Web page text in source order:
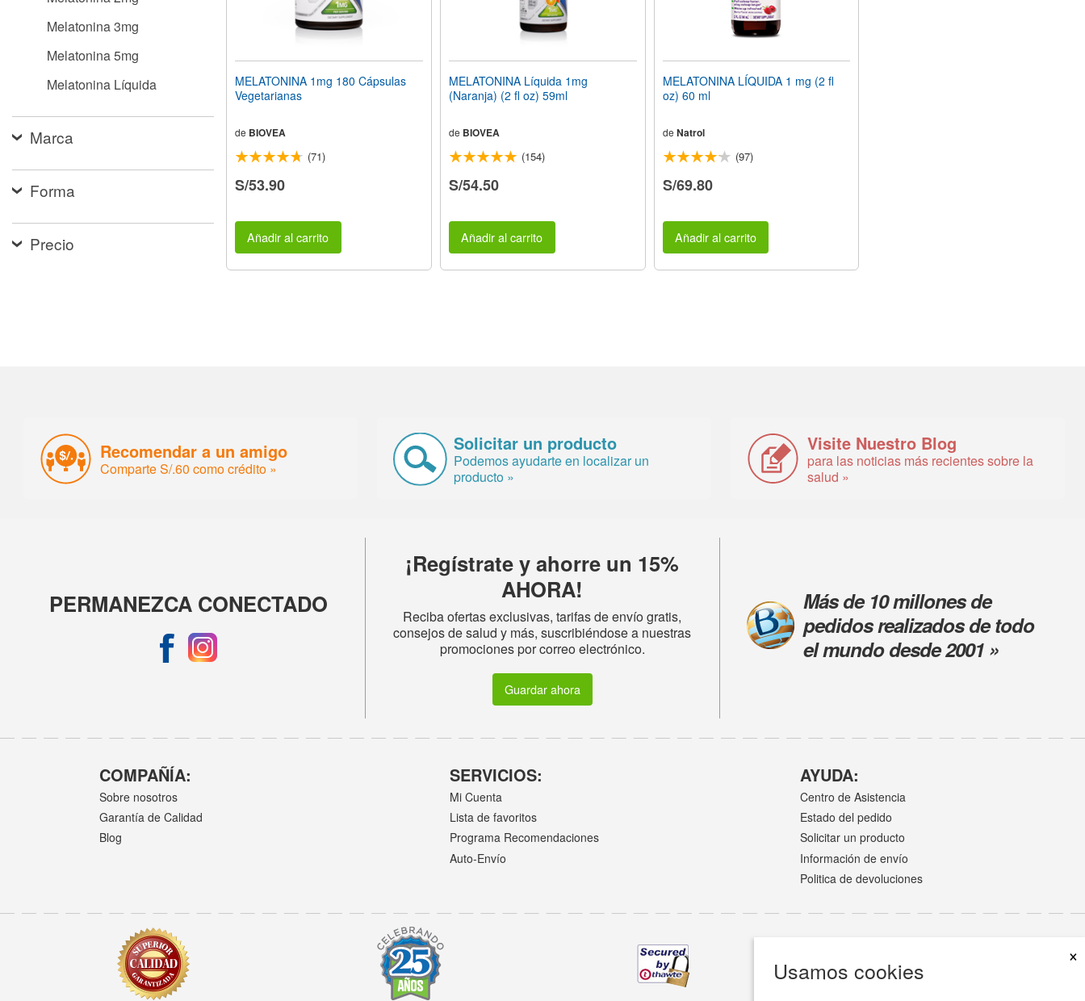
pantalla;
Presione
Control-
para
abrir
menú
accesibilidad.
Usamos cookies
×
Melatonina 3mg
Melatonina 5mg
Melatonina Líquida
Marca
Forma
Precio
MELATONINA 1mg 180 Cápsulas
Vegetarianas
de BIOVEA
(71)
S/53.90
Añadir al carrito
MELATONINA Líquida 1mg
(Naranja) (2 fl oz) 59ml
de BIOVEA
(154)
S/54.50
Añadir al carrito
MELATONINA LÍQUIDA 1 mg (2 fl
oz) 60 ml
de Natrol
(97)
S/69.80
Añadir al carrito
Recomendar a un amigo
Comparte S/.60 como crédito »
Solicitar un producto
Podemos ayudarte en localizar un
producto »
Visite Nuestro Blog
para las noticias más recientes sobre la
salud »
PERMANEZCA CONECTADO
¡Regístrate y ahorre un 15%
AHORA!
Reciba ofertas exclusivas, tarifas de envío gratis,
consejos de salud y más, suscribiéndose a nuestras
promociones por correo electrónico.
Guardar ahora
Más de 10 millones de
pedidos realizados de todo
el mundo desde 2001 »
COMPAÑÍA:
Sobre nosotros
Garantía de Calidad
Blog
SERVICIOS:
Mi Cuenta
Lista de favoritos
Programa Recomendaciones
Auto-Envío
AYUDA:
Centro de Asistencia
Estado del pedido
Solicitar un producto
Información de envío
Politica de devoluciones